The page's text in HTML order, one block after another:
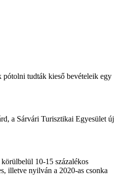
pótolni tudták kieső bevételeik egy
a Sárvári Turisztikai Egyesület új
10-15 százalékos
illetve nyilván a 2020-as csonka